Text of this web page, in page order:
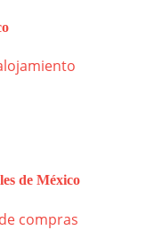
de México
compras